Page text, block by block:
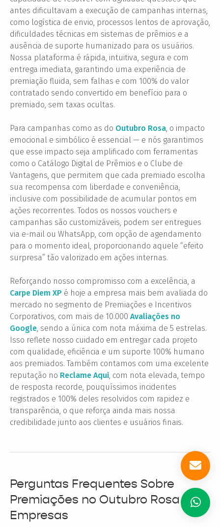
antes dificultavam a execução de campanhas internas,
como logística de envio, processos lentos de aprovação,
dificuldades técnicas em sistemas de prêmios e a
ausência de suporte humanizado para os usuários.
Nossa plataforma é rápida, intuitiva, segura e com
entrega imediata, garantindo uma experiência de
premiação fluida, sem falhas e com 100% do valor
contratado sendo convertido em benefício para o
premiado, sem taxas ocultas.
Para campanhas como as do Outubro Rosa, o impacto
emocional e simbólico é essencial — e nós garantimos
que esse impacto seja amplificado com ferramentas
como o Catálogo Digital de Prêmios e o Clube de
Vantagens, que permitem que cada premiado escolha
sua recompensa com liberdade e conveniência,
inclusive com possibilidade de acumular pontos em
ações recorrentes. Todos os nossos vouchers e
campanhas são customizáveis, podem ser entregues
via e-mail ou WhatsApp, com opção de agendamento
para o momento ideal, proporcionando aquele “efeito
surpresa” tão valorizado em ações internas.
Reforçando nosso compromisso com a excelência, a
Carpe Diem XP é hoje a empresa mais bem avaliada do
mercado no segmento de Premiações e Incentivos
Corporativos, com mais de 10.000 Avaliações no
Google, sendo a única com nota máxima de 5 estrelas.
Isso reflete nosso cuidado em entregar cada projeto
com qualidade, eficiência e um suporte 100% humano
aos premiados. Também contamos com uma excelente
reputação no Reclame Aqui, com nota elevada, tempo
de resposta recorde, pouquíssimos incidentes
registrados e 100% deles resolvidos com rapidez e
transparência, o que reforça ainda mais nossa
credibilidade junto aos clientes e usuários finais.
Perguntas Frequentes Sobre
Premiações no Outubro Rosa em
Empresas